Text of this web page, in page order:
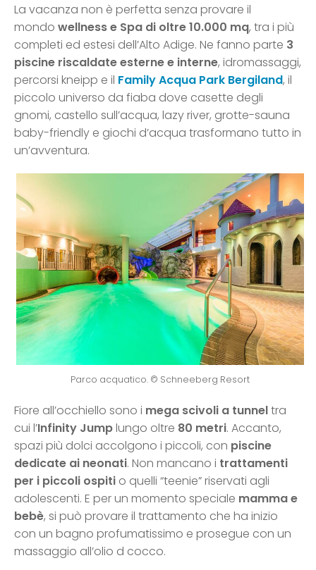
La vacanza non è perfetta senza provare il
mondo wellness e Spa di oltre 10.000 mq, tra i più
completi ed estesi dell’Alto Adige. Ne fanno parte 3
piscine riscaldate esterne e interne, idromassaggi,
percorsi kneipp e il Family Acqua Park Bergiland, il
piccolo universo da fiaba dove casette degli
gnomi, castello sull’acqua, lazy river, grotte-sauna
baby-friendly e giochi d’acqua trasformano tutto in
un’avventura.
Parco acquatico. © Schneeberg Resort
Fiore all’occhiello sono i mega scivoli a tunneltra
cui l’Infinity Jumplungo oltre 80 metri. Accanto,
spazi più dolci accolgono i piccoli, con piscine
dedicate ai neonati. Non mancano i trattamenti
per i piccoli ospiti o quelli “teenie” riservati agli
adolescenti. E per un momento speciale mamma e
bebè, si può provare il trattamento che ha inizio
con un bagno profumatissimo e prosegue con un
massaggio all’olio d cocco.